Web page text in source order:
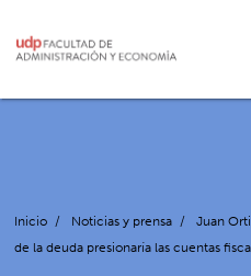
Inicio / Noticias y prensa /
Juan
de la deuda presionaría las cuentas